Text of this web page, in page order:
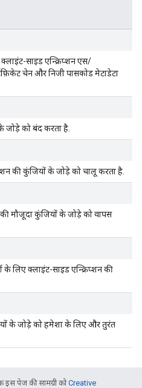
साइड एन्क्रिप्शन एस/
चेन और निजी पासकोड मेटाडेटा
जोड़े को बंद करता है.
की कुंजियों के जोड़े को चालू करता है.
मौजूदा कुंजियों के जोड़े को वापस
के लिए क्लाइंट-साइड एन्क्रिप्शन की
के जोड़े को हमेशा के लिए और तुरंत
पेज की सामग्री कोCreative